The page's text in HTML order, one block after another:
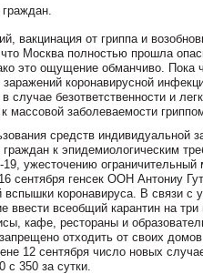
вакцинация от гриппа и
Москва полностью прошла
это ощущение обманчиво. Пока
коронавирусной
случае безответственности и
массовой заболеваемости
средств индивидуальной
к эпидемиологическим
19, ужесточению
сентября генсек ООН Антониу
вспышки коронавируса. В связи
ввести всеобщий карантин на
кафе, рестораны и
отходить от своих
12 сентября число новых
с 350 за сутки.